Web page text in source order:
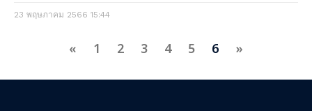
23 พฤษภาคม 2566 15:44
« 1 2 3 4 5 6 »